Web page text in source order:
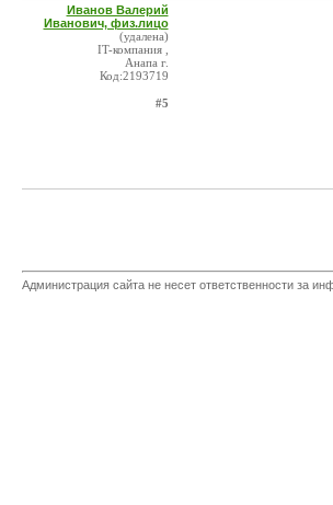
Иванов Валерий
Иванович, физ.лицо
(удалена)
IT-компания ,
Анапа г.
Код:2193719
#5
Администрация сайта не несет ответственности за